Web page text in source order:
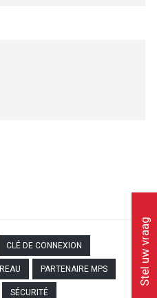
CLÉ DE CONNEXION
PARTENAIRE MPS
SÉCURITÉ
Stel uw vraag